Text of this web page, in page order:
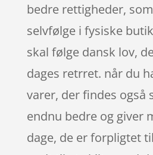
bedre rettigheder,
selvfølge i fysiske
skal følge dansk lov,
dages retrret. når du
varer, der findes også
endnu bedre og giver
dage, de er forpligtet